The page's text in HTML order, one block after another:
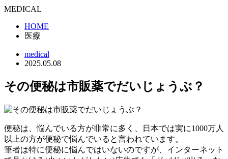
MEDICAL
HOME
医療
medical
2025.05.08
その便秘は市販薬でだいじょうぶ？
便秘は、悩んでいる方が非常に多く、日本では実に1000万人
以上の方が便秘で悩んでいると言われています。
筆者は特に便秘に悩んではいないのですが、インターネット